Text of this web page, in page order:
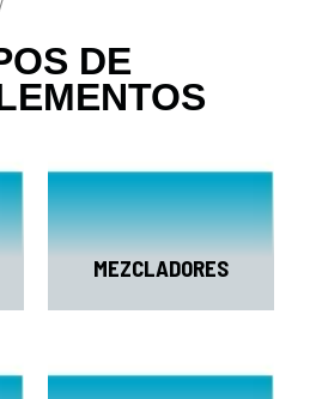
DE
MEZCLADORES